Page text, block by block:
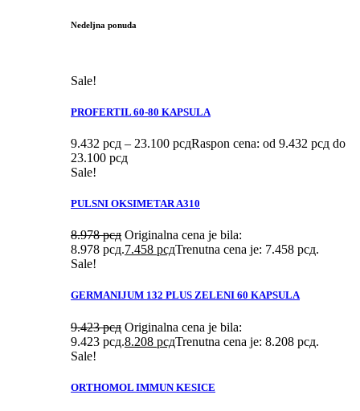
Nedeljna ponuda
Sale!
PROFERTIL 60-80 KAPSULA
9.432 рсд – 23.100 рсдRaspon cena: od 9.432 рсд do
23.100 рсд
Sale!
PULSNI OKSIMETAR A310
8.978рсд Originalna cena je bila:
8.978 рсд.7.458 рсдTrenutna cena je: 7.458 рсд.
Sale!
GERMANIJUM 132 PLUS ZELENI 60 KAPSULA
9.423рсд Originalna cena je bila:
9.423 рсд.8.208 рсдTrenutna cena je: 8.208 рсд.
Sale!
ORTHOMOL IMMUN KESICE